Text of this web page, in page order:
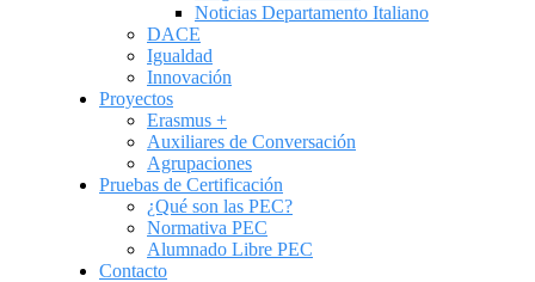
Noticias Departamento Italiano
DACE
Igualdad
Innovación
Proyectos
Erasmus +
Auxiliares de Conversación
Agrupaciones
Pruebas de Certificación
¿Qué son las PEC?
Normativa PEC
Alumnado Libre PEC
Contacto